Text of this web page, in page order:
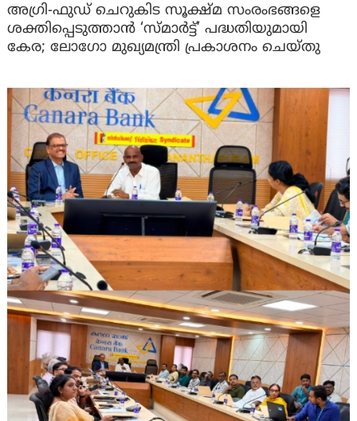
അഗ്രി-ഫുഡ് ചെറുകിട സൂക്ഷ്മ സംരംഭങ്ങളെ
ശക്തിപ്പെടുത്താന്‍ ‘സ്മാര്‍ട്ട്’ പദ്ധതിയുമായി
കേര; ലോഗോ മുഖ്യമന്ത്രി പ്രകാശനം ചെയ്തു